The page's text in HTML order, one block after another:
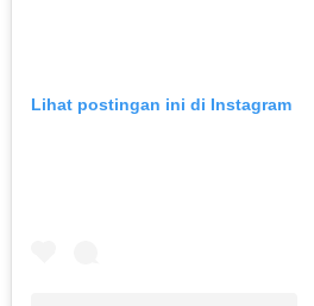
Lihat postingan ini di Instagram